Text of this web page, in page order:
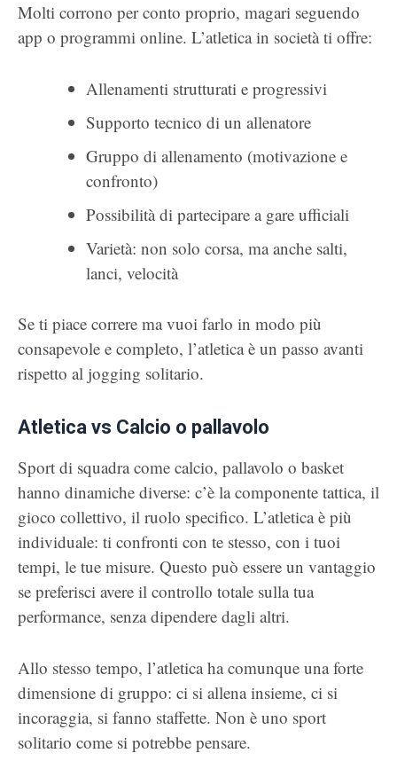
Molti corrono per conto proprio, magari seguendo
app o programmi online. L’atletica in società ti offre:
Allenamenti strutturati e progressivi
Supporto tecnico di un allenatore
Gruppo di allenamento (motivazione e
confronto)
Possibilità di partecipare a gare ufficiali
Varietà: non solo corsa, ma anche salti,
lanci, velocità
Se ti piace correre ma vuoi farlo in modo più
consapevole e completo, l’atletica è un passo avanti
rispetto al jogging solitario.
Atletica vs Calcio o pallavolo
Sport di squadra come calcio, pallavolo o basket
hanno dinamiche diverse: c’è la componente tattica, il
gioco collettivo, il ruolo specifico. L’atletica è più
individuale: ti confronti con te stesso, con i tuoi
tempi, le tue misure. Questo può essere un vantaggio
se preferisci avere il controllo totale sulla tua
performance, senza dipendere dagli altri.
Allo stesso tempo, l’atletica ha comunque una forte
dimensione di gruppo: ci si allena insieme, ci si
incoraggia, si fanno staffette. Non è uno sport
solitario come si potrebbe pensare.